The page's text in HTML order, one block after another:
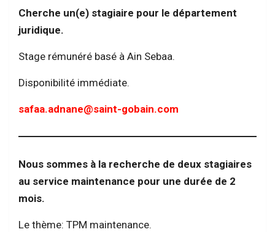
Cherche un(e) stagiaire pour le département
juridique.
Stage rémunéré basé à Ain Sebaa.
Disponibilité immédiate.
safaa.adnane@saint-gobain.com
Nous sommes à la recherche de deux stagiaires
au service maintenance pour une durée de 2
mois.
Le thème: TPM maintenance.